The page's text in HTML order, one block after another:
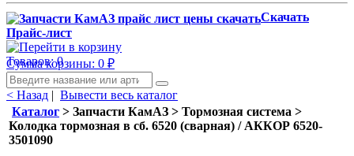
Скачать
Прайс-лист
Товаров: 0
Сумма корзины: 0 ₽
< Назад | Вывести весь каталог
Каталог > Запчасти КамАЗ > Тормозная система >
Колодка тормозная в сб. 6520 (сварная) / АККОР 6520-
3501090